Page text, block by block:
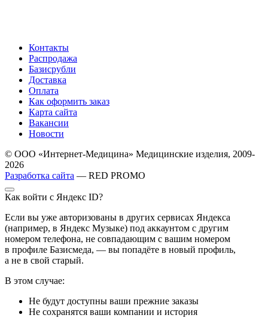
Контакты
Распродажа
Базисрубли
Доставка
Оплата
Как оформить заказ
Карта сайта
Вакансии
Новости
© ООО «Интернет-Медицина» Медицинские изделия, 2009-
2026
Разработка сайта — RED PROMO
Как войти с Яндекс ID?
Если вы уже авторизованы в других сервисах Яндекса
(например, в Яндекс Музыке) под аккаунтом с другим
номером телефона, не совпадающим с вашим номером
в профиле Базисмеда, — вы попадёте в новый профиль,
а не в свой старый.
В этом случае:
Не будут доступны ваши прежние заказы
Не сохранятся ваши компании и история